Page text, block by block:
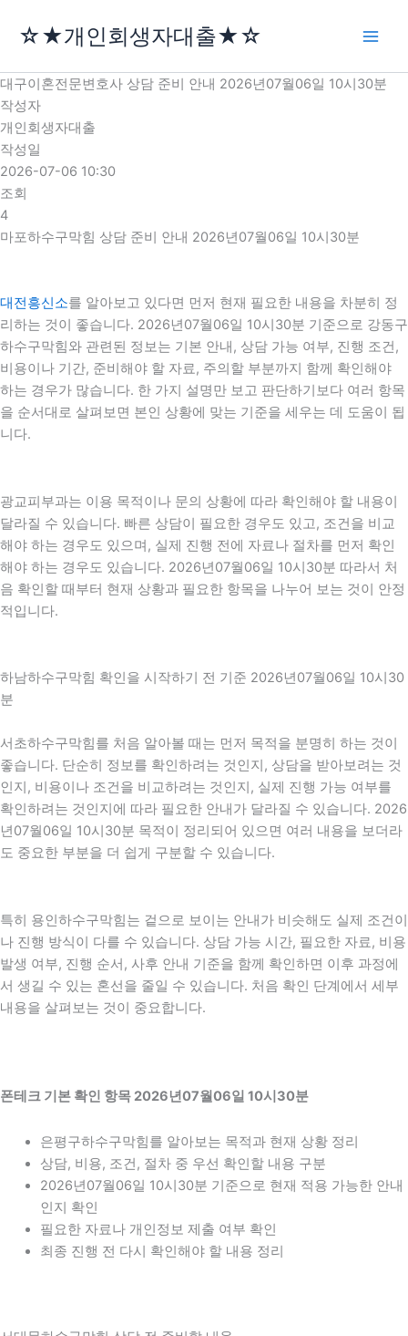
로
건
너
뛰
기
☆★개인회생자대출★☆
대구이혼전문변호사 상담 준비 안내 2026년07월06일 10시30분
작성자
개인회생자대출
작성일
2026-07-06 10:30
조회
4
마포하수구막힘 상담 준비 안내 2026년07월06일 10시30분
대전흥신소를 알아보고 있다면 먼저 현재 필요한 내용을 차분히 정
리하는 것이 좋습니다. 2026년07월06일 10시30분 기준으로 강동구
하수구막힘와 관련된 정보는 기본 안내, 상담 가능 여부, 진행 조건,
비용이나 기간, 준비해야 할 자료, 주의할 부분까지 함께 확인해야
하는 경우가 많습니다. 한 가지 설명만 보고 판단하기보다 여러 항목
을 순서대로 살펴보면 본인 상황에 맞는 기준을 세우는 데 도움이 됩
니다.
광교피부과는 이용 목적이나 문의 상황에 따라 확인해야 할 내용이
달라질 수 있습니다. 빠른 상담이 필요한 경우도 있고, 조건을 비교
해야 하는 경우도 있으며, 실제 진행 전에 자료나 절차를 먼저 확인
해야 하는 경우도 있습니다. 2026년07월06일 10시30분 따라서 처
음 확인할 때부터 현재 상황과 필요한 항목을 나누어 보는 것이 안정
적입니다.
하남하수구막힘 확인을 시작하기 전 기준 2026년07월06일 10시30
분
서초하수구막힘를 처음 알아볼 때는 먼저 목적을 분명히 하는 것이
좋습니다. 단순히 정보를 확인하려는 것인지, 상담을 받아보려는 것
인지, 비용이나 조건을 비교하려는 것인지, 실제 진행 가능 여부를
확인하려는 것인지에 따라 필요한 안내가 달라질 수 있습니다. 2026
년07월06일 10시30분 목적이 정리되어 있으면 여러 내용을 보더라
도 중요한 부분을 더 쉽게 구분할 수 있습니다.
특히 용인하수구막힘는 겉으로 보이는 안내가 비슷해도 실제 조건이
나 진행 방식이 다를 수 있습니다. 상담 가능 시간, 필요한 자료, 비용
발생 여부, 진행 순서, 사후 안내 기준을 함께 확인하면 이후 과정에
서 생길 수 있는 혼선을 줄일 수 있습니다. 처음 확인 단계에서 세부
내용을 살펴보는 것이 중요합니다.
폰테크 기본 확인 항목 2026년07월06일 10시30분
은평구하수구막힘를 알아보는 목적과 현재 상황 정리
상담, 비용, 조건, 절차 중 우선 확인할 내용 구분
2026년07월06일 10시30분 기준으로 현재 적용 가능한 안내
인지 확인
필요한 자료나 개인정보 제출 여부 확인
최종 진행 전 다시 확인해야 할 내용 정리